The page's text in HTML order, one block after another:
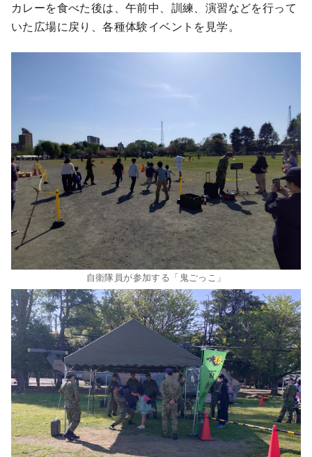
カレーを食べた後は、午前中、訓練、演習などを行って
いた広場に戻り、各種体験イベントを見学。
自衛隊員が参加する「鬼ごっこ」